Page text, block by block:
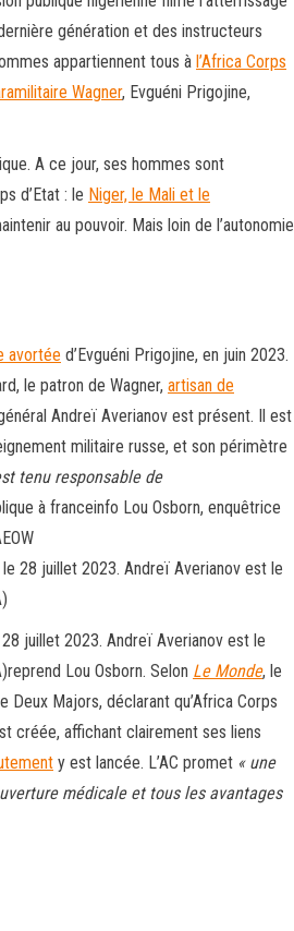
génération et des instructeurs
appartiennent tous à l’Africa Corps
Wagner, Evguéni Prigojine,
A ce jour, ses hommes sont
d’Etat : le Niger, le Mali et le
au pouvoir. Mais loin de l’autonomie
avortée d’Evguéni Prigojine, en juin 2023.
le patron de Wagner, artisan de
Andreï Averianov est présent. Il est
militaire russe, et son périmètre
tenu responsable de
à franceinfo Lou Osborn, enquêtrice
juillet 2023. Andreï Averianov est le
Lou Osborn. Selon Le Monde, le
Deux Majors, déclarant qu’Africa Corps
créée, affichant clairement ses liens
y est lancée. L’AC promet « une
médicale et tous les avantages